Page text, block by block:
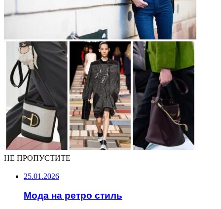
НЕ ПРОПУСТИТЕ
25.01.2026
Мода на ретро стиль